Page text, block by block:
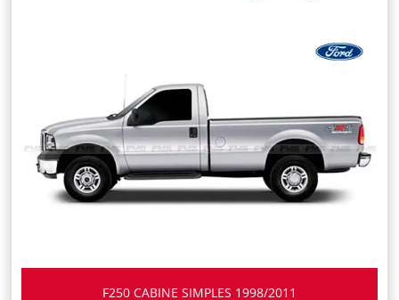
F250 CABINE SIMPLES 1998/2011